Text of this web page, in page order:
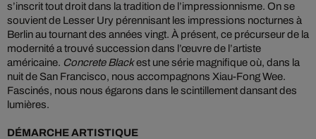
s’inscrit tout droit dans la tradition de l’impressionnisme. On se
souvient de Lesser Ury pérennisant les impressions nocturnes à
Berlin au tournant des années vingt. À présent, ce précurseur de la
modernité a trouvé succession dans l’œuvre de l’artiste
américaine. Concrete Blackest une série magnifique où, dans la
nuit de San Francisco, nous accompagnons Xiau-Fong Wee.
Fascinés, nous nous égarons dans le scintillement dansant des
lumières.
DÉMARCHE ARTISTIQUE